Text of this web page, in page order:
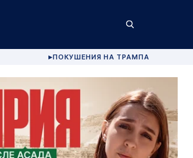
▶ПОКУШЕНИЯ НА ТРАМПА